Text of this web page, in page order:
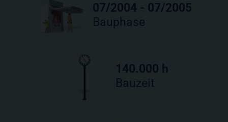
07/2004 - 07/2005
Bauphase
140.000 h
Bauzeit